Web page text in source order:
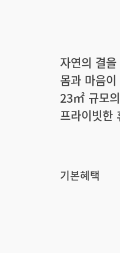
자연의 결
몸과 마음
23㎡ 규모
프라이빗한
기본혜택